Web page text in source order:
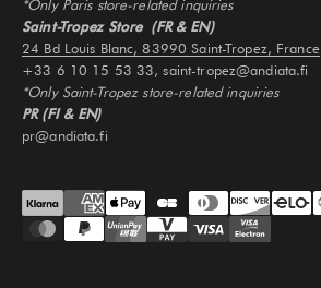
*Only Paris store-related inquiries
Saint-Tropez Store (FR & EN)
24 Bd Louis Blanc, 83990 Saint-Tropez, France
+33 6 10 15 53 33, saint-tropez@andiata.fi
*Only Saint-Tropez store-related inquiries
PR (FI & EN)
pr@andiata.fi